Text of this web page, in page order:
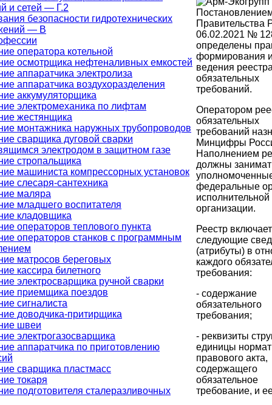
и сетей — Г.2
безопасности гидротехнических
— В
оператора котельной
осмотрщика нефтеналивных емкостей
аппаратчика электролиза
аппаратчика воздухоразделения
аккумуляторщика
электромеханика по лифтам
жестянщика
монтажника наружных трубопроводов
сварщика дуговой сварки
электродом в защитном газе
стропальщика
машиниста компрессорных установок
слесаря-сантехника
маляра
младшего воспитателя
кладовщика
операторов теплового пункта
операторов станков с программным
матросов береговых
кассира билетного
электросварщика ручной сварки
приемщика поездов
сигналиста
доводчика-притирщика
швеи
электрогазосварщика
аппаратчика по приготовлению
сварщика пластмасс
токаря
подготовителя сталеразливочных
Правительства
06.02.2021 №
определены
формирования
ведения
обязательных
требований.
Оператором
обязательных
требований
Минцифры
Наполнением
должны
федеральные
исполнительной
организации.
Реестр включает
следующие
(атрибуты) в
каждого
требования:
- содержание
обязательного
требования;
- реквизиты
единицы
правового акта,
содержащего
обязательное
требование, и